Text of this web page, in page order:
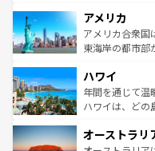
ンツ一覧を参照
の建物がそのま
博物館もあり、
ことができる。
ば市内交通費無料
着のスイス情報
アメリカ
アメリカ合衆国
東海岸の都市部
のような巨大都
ンメントが詰ま
西部には大自然
部のニューオー
文化が魅力。旅
ハワイ
年間を通じて温
ハワイは、どの
ワイ島は見逃せ
オーストラリ